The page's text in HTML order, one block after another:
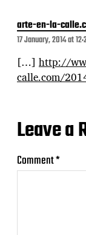
arte-en-la-
17 January, 2014 at
[…] http://
calle.com/
Leave a
Comment*